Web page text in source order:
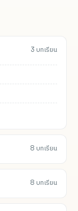
3 บทเรียน
8 บทเรียน
8 บทเรียน